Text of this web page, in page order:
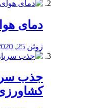
دمای
ژوئن 25, 2020
جذب